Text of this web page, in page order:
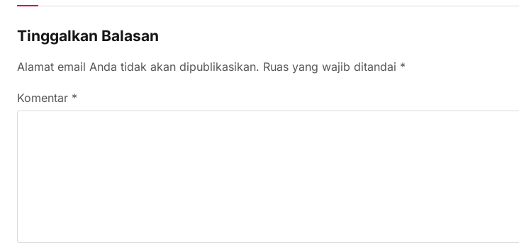
Tinggalkan Balasan
Alamat email Anda tidak akan dipublikasikan. Ruas yang wajib ditandai *
Komentar *